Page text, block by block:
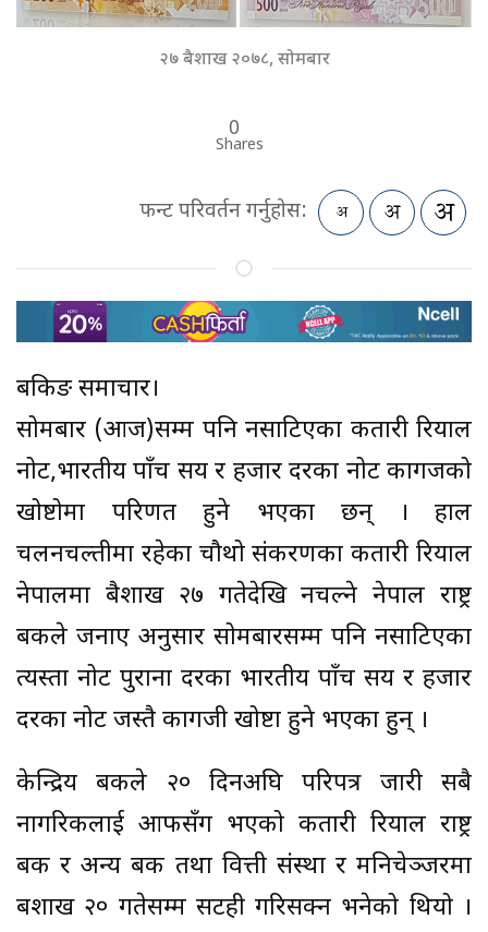
२७ बैशाख २०७८, सोमबार
0
Shares
फन्ट परिवर्तन गर्नुहोस:
बैंकिङ समाचार।
सोमबार (आज)सम्म पनि नसाटिएका कतारी रियाल
नोट,भारतीय पाँच सय र हजार दरका नोट कागजको
खोष्टोमा परिणत हुने भएका छन् । हाल
चलनचल्तीमा रहेका चौथो संकरणका कतारी रियाल
नेपालमा बैशाख २७ गतेदेखि नचल्ने नेपाल राष्ट्र
बैंकले जनाए अनुसार सोमबारसम्म पनि नसाटिएका
त्यस्ता नोट पुराना दरका भारतीय पाँच सय र हजार
दरका नोट जस्तै कागजी खोष्टा हुने भएका हुन् ।
केन्द्रिय बैंकले २० दिनअघि परिपत्र जारी सबै
नागरिकलाई आफसँग भएको कतारी रियाल राष्ट्र
बैंक र अन्य बैंक तथा वित्ती संस्था र मनिचेञ्जरमा
बैंशाख २० गतेसम्म सटही गरिसक्न भनेको थियो ।